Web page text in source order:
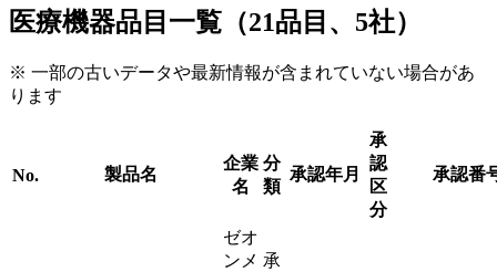
医療機器品目一覧（21品目、5社）
※ 一部の古いデータや最新情報が含まれていない場合があ
ります
No. 製品名
企業
名
分
類
承認年月
承
認
区
分
承認番
ゼオ
ンメ 承